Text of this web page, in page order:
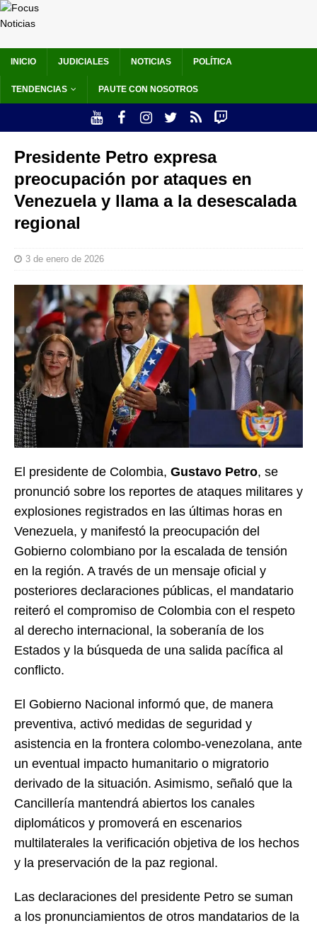
INICIO JUDICIALES NOTICIAS POLÍTICA
TENDENCIAS PAUTE CON NOSOTROS
Presidente Petro expresa
preocupación por ataques en
Venezuela y llama a la desescalada
regional
3 de enero de 2026
El presidente de Colombia, Gustavo Petro, se
pronunció sobre los reportes de ataques militares y
explosiones registrados en las últimas horas en
Venezuela, y manifestó la preocupación del
Gobierno colombiano por la escalada de tensión
en la región. A través de un mensaje oficial y
posteriores declaraciones públicas, el mandatario
reiteró el compromiso de Colombia con el respeto
al derecho internacional, la soberanía de los
Estados y la búsqueda de una salida pacífica al
conflicto.
El Gobierno Nacional informó que, de manera
preventiva, activó medidas de seguridad y
asistencia en la frontera colombo-venezolana, ante
un eventual impacto humanitario o migratorio
derivado de la situación. Asimismo, señaló que la
Cancillería mantendrá abiertos los canales
diplomáticos y promoverá en escenarios
multilaterales la verificación objetiva de los hechos
y la preservación de la paz regional.
Las declaraciones del presidente Petro se suman
a los pronunciamientos de otros mandatarios de la